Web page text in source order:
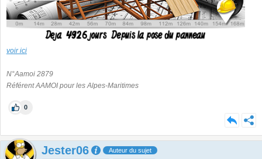
voir ici
N°Aamoi 2879
Référent AAMOI pour les Alpes-Maritimes
0
Jester06 Auteur du sujet